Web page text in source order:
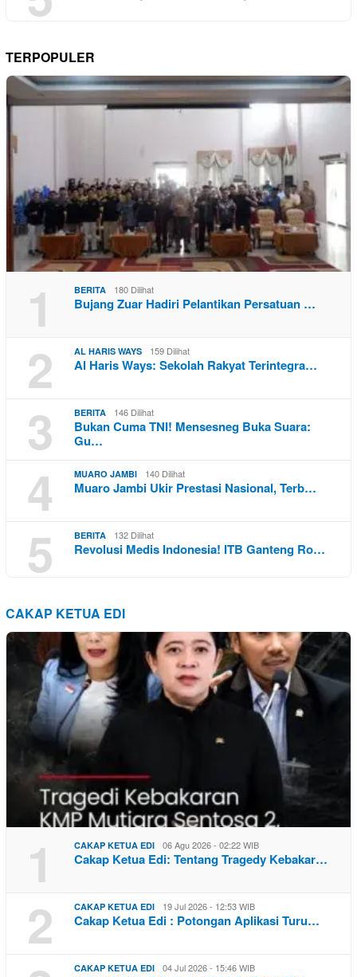
TERPOPULER
1 BERITA 180 Dilihat
Bujang Zuar Hadiri Pelantikan Persatuan …
2 AL HARIS WAYS 159 Dilihat
Al Haris Ways: Sekolah Rakyat Terintegra…
3 BERITA 146 Dilihat
Bukan Cuma TNI! Mensesneg Buka Suara:
Gu…
4 MUARO JAMBI 140 Dilihat
Muaro Jambi Ukir Prestasi Nasional, Terb…
5 BERITA 132 Dilihat
Revolusi Medis Indonesia! ITB Ganteng Ro…
CAKAP KETUA EDI
1 CAKAP KETUA EDI 06 Agu 2026 - 02:22 WIB
Cakap Ketua Edi: Tentang Tragedy Kebakar…
2 CAKAP KETUA EDI 19 Jul 2026 - 12:53 WIB
Cakap Ketua Edi : Potongan Aplikasi Turu…
CAKAP KETUA EDI 04 Jul 2026 - 15:46 WIB